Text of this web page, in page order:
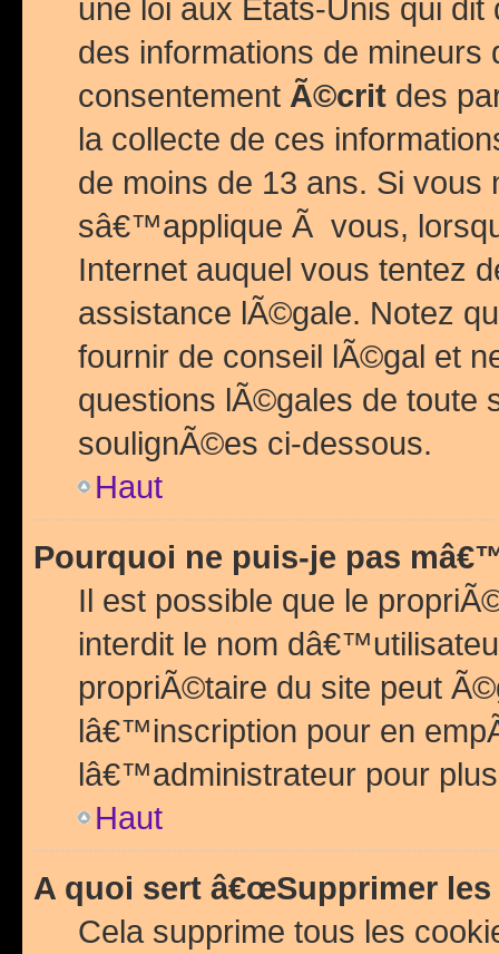
une loi aux Etats-Unis qui
des informations de mineurs
consentement Ã©crit des
la collecte de ces
de moins de 13 ans. Si
sâ€™applique Ã vous,
Internet auquel vous tentez
assistance lÃ©gale. Notez
fournir de conseil lÃ©gal et
questions lÃ©gales de
soulignÃ©es ci-dessous.
Haut
Pourquoi ne puis-je pas
Il est possible que le
interdit le nom
propriÃ©taire du site peut
lâ€™inscription pour en
lâ€™administrateur pour
Haut
A quoi sert â€œSupprimer les
Cela supprime tous les